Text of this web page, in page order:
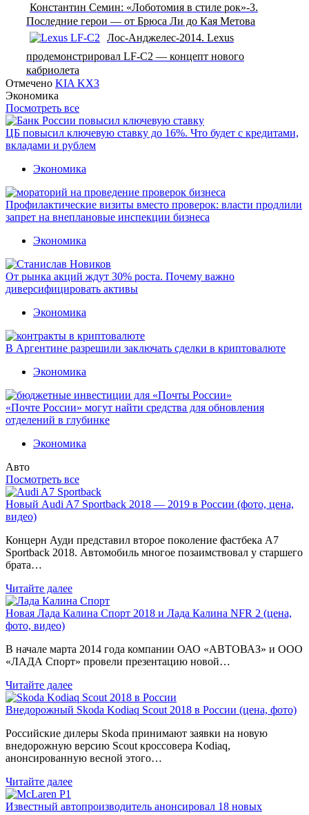
Константин Семин: «Лоботомия в стиле рок»-3.
Последние герои — от Брюса Ли до Кая Метова
Лос-Анджелес-2014. Lexus
продемонстрировал LF-C2 — концепт нового
кабриолета
Отмечено KIA KX3
Экономика
Посмотреть все
ЦБ повысил ключевую ставку до 16%. Что будет с кредитами,
вкладами и рублем
Экономика
Профилактические визиты вместо проверок: власти продлили
запрет на внеплановые инспекции бизнеса
Экономика
От рынка акций ждут 30% роста. Почему важно
диверсифицировать активы
Экономика
В Аргентине разрешили заключать сделки в криптовалюте
Экономика
«Почте России» могут найти средства для обновления
отделений в глубинке
Экономика
Авто
Посмотреть все
Новый Audi A7 Sportback 2018 — 2019 в России (фото, цена,
видео)
Концерн Ауди представил второе поколение фастбека A7
Sportback 2018. Автомобиль многое позаимствовал у старшего
брата…
Читайте далее
Новая Лада Калина Спорт 2018 и Лада Калина NFR 2 (цена,
фото, видео)
В начале марта 2014 года компании ОАО «АВТОВАЗ» и ООО
«ЛАДА Спорт» провели презентацию новой…
Читайте далее
Внедорожный Skoda Kodiaq Scout 2018 в России (цена, фото)
Российские дилеры Skoda принимают заявки на новую
внедорожную версию Scout кроссовера Kodiaq,
анонсированную весной этого…
Читайте далее
Известный автопроизводитель анонсировал 18 новых